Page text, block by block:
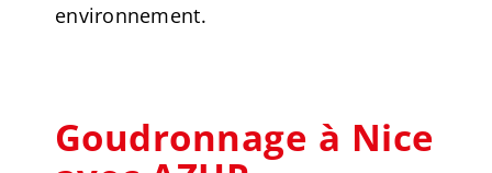
environnement.
Goudronnage à Nice